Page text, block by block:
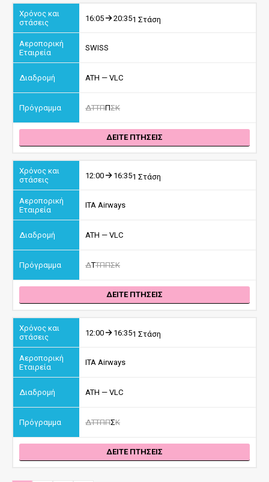
16:05 20:351 Στάση
SWISS
ATH — VLC
ΔΤΤΠΠΣΚ
ΔΕΙΤΕ ΠΤΗΣΕΙΣ
12:00 16:351 Στάση
ITA Airways
ATH — VLC
ΔΤΤΠΠΣΚ
ΔΕΙΤΕ ΠΤΗΣΕΙΣ
12:00 16:351 Στάση
ITA Airways
ATH — VLC
ΔΤΤΠΠΣΚ
ΔΕΙΤΕ ΠΤΗΣΕΙΣ